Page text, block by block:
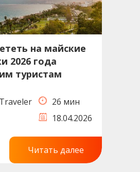
на майские
2026 года
туристам
26 мин
18.04.2026
Читать далее